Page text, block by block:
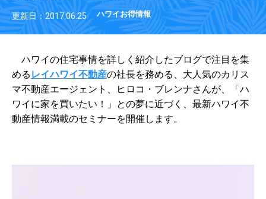
更新日：2017.06.25 ハワイお得情報
ハワイの住宅事情を詳しく紹介したブログで注目を集
める レイハワイ不動産の社長を務める、大人気のカリス
マ不動産エージェント、ヒロコ・ブレンナさんが、「ハ
ワイに家を買いたい！」との夢に近づく、最新ハワイ不
動産情報満載のセミナーを開催します。